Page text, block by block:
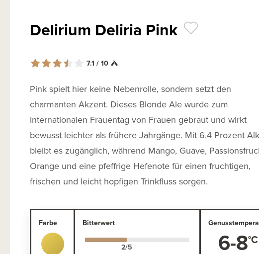
Delirium Deliria Pink
7.1 / 10
Pink spielt hier keine Nebenrolle, sondern setzt den
charmanten Akzent. Dieses Blonde Ale wurde zum
Internationalen Frauentag von Frauen gebraut und wirkt
bewusst leichter als frühere Jahrgänge. Mit 6,4 Prozent
bleibt es zugänglich, während Mango, Guave,
Orange und eine pfeffrige Hefenote für einen fruchtigen,
frischen und leicht hopfigen Trinkfluss sorgen.
Farbe Bitterwert
6-8